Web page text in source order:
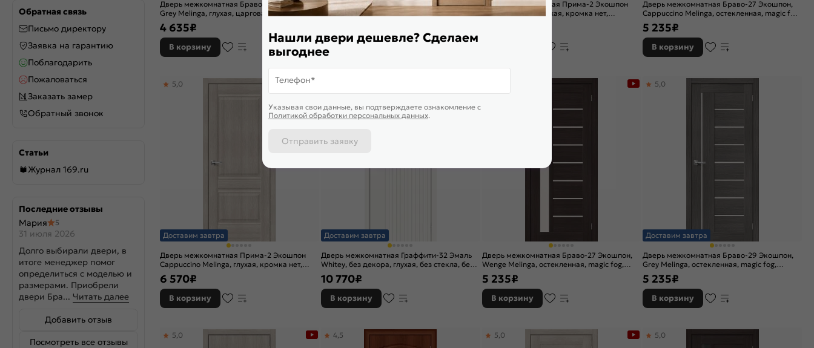
Обратная связь
Письмо директору
Заявка на гарантию
Поблагодарить
Пожаловаться
Заказать замер
Обратный звонок
Статьи
Журнал 169.ru
Последние отзывы
Мария
5
31 июля 2026
Долго выбирали двери, в
итоге менеджер помог
определиться с моделью и
размерами. Приобрели
двери Бра... Читать далее
Добавить отзыв
Посмотреть все отзывы
Дверь межкомнатная Браво-21 Экошпон,
Grey Melinga, глухая, царговая
4 635₽
В корзину
Дверь межкомнатная Скинни-14 Винил П-23
(Белый), глухая, скиновая
В корзину
Дверь межкомнатная Прима-2 Экошпон
Wenge Melinga, глухая, кромка нет,
Дверь межкомнатная Браво-27 Экошпон,
Cappuccino Melinga, остекленная, magic fog,
царговая
5 235₽
В корзину
Доставим завтра
Дверь межкомнатная Прима-2 Экошпон
Cappuccino Melinga, глухая, кромка нет,
филенчатая
5,0
6 570₽
В корзину
Доставим завтра
Дверь межкомнатная Граффити-32 Эмаль
Whitey, без декора, глухая, без стекла, без
кромки, каркасно-щитовая
10 770₽
В корзину
Дверь межкомнатная Браво-27 Экошпон,
Wenge Melinga, остекленная, magic fog,
царговая
5 235₽
В корзину
Доставим завтра
Дверь межкомнатная Браво-29 Экошпон,
Grey Melinga, остекленная, magic fog,
царговая
5,0
5 235₽
В корзину
5,0 4,5 5,0 5,0
Нашли двери дешевле? Сделаем
выгоднее
Телефон*
Указывая свои данные, вы подтверждаете ознакомление c
Политикой обработки персональных данных.
Отправить заявку